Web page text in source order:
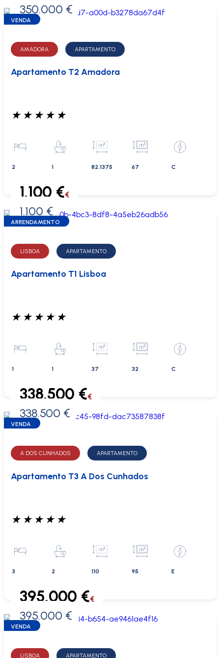
0 €
350.000 €
VENDA
AMADORA APARTAMENTO
Apartamento T2 Amadora
★ ★ ★ ★ ★
2 1 82.1375 67 C
0 €
1.100 €€
1.100 €
ARRENDAMENTO
LISBOA APARTAMENTO
Apartamento T1 Lisboa
★ ★ ★ ★ ★
1 1 37 32 C
0 €
338.500 €€
338.500 €
VENDA
A DOS CUNHADOS APARTAMENTO
Apartamento T3 A Dos Cunhados
★ ★ ★ ★ ★
3 2 110 95 E
0 €
395.000 €€
395.000 €
VENDA
LISBOA APARTAMENTO